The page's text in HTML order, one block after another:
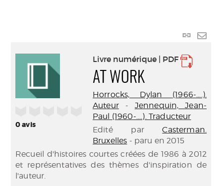
Lien
0avis
Livre numérique | PDF
AT WORK
Horrocks, Dylan (1966-....).
Auteur- Jennequin, Jean-
Paul (1960-....). Traducteur
Edité parCasterman.
Bruxelles - paru en 2015
Recueil d'histoires courtes créées de 1986 à 2012
et représentatives des thèmes d'inspiration de
l'auteur.